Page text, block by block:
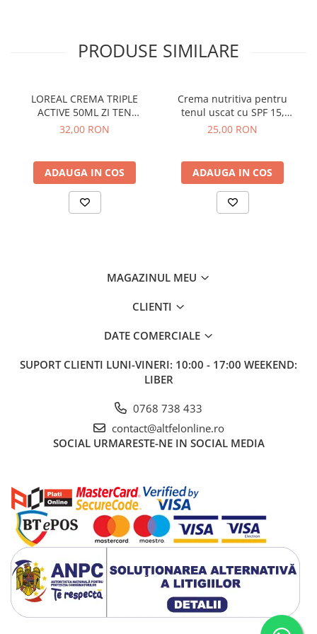
PRODUSE SIMILARE
LOREAL CREMA TRIPLE
ACTIVE 50ML ZI TEN
NORMAL MIXT
32,00 RON
ADAUGA IN COS
Crema nutritiva pentru
tenul uscat cu SPF 15,
Nivea, 50 ml
25,00 RON
ADAUGA IN COS
MAGAZINUL MEU
CLIENTI
DATE COMERCIALE
SUPORT CLIENTI LUNI-VINERI: 10:00 - 17:00 WEEKEND:
LIBER
0768 738 433
contact@altfelonline.ro
SOCIAL URMARESTE-NE IN SOCIAL MEDIA